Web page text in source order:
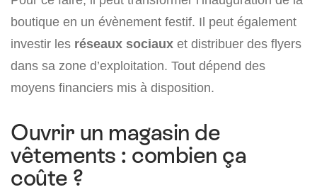
boutique en un évènement festif. Il peut également
investir les réseaux sociaux et distribuer des flyers
dans sa zone d’exploitation. Tout dépend des
moyens financiers mis à disposition.
Ouvrir un magasin de
vêtements : combien ça
coûte ?